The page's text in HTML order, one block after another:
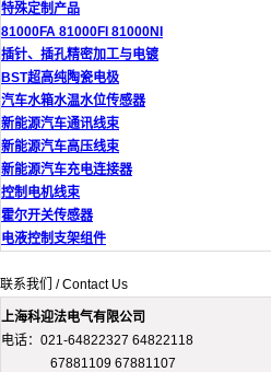
特殊定制产品
81000FA 81000FI 81000NI
插针、插孔精密加工与电镀
BST超高纯陶瓷电极
汽车水箱水温水位传感器
新能源汽车通讯线束
新能源汽车高压线束
新能源汽车充电连接器
控制电机线束
霍尔开关传感器
电液控制支架组件
联系我们 / Contact Us
上海科迎法电气有限公司
电话：021-64822327 64822118
67881109 67881107